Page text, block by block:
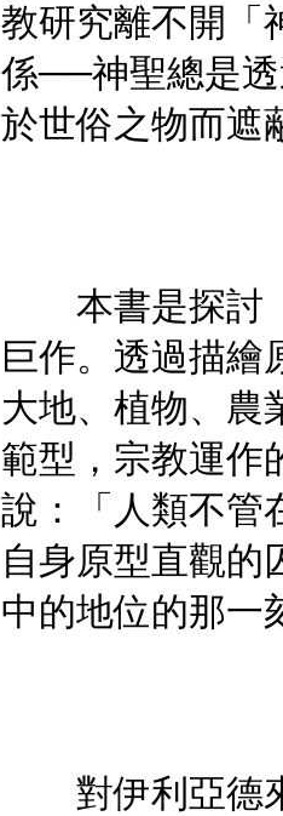
教研究離不開「
係──神聖總是
於世俗之物而遮
本書是探討「
巨作。透過描繪
大地、植物、農
範型，宗教運作
說：「人類不管
自身原型直觀的
中的地位的那一
對伊利亞德來